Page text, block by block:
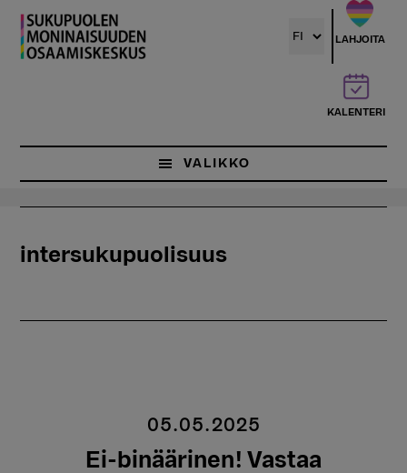
Hyppää
pääsisältöön
LAHJOITA
KALENTERI
VALIKKO
intersukupuolisuus
05.05.2025
Ei-binäärinen! Vastaa